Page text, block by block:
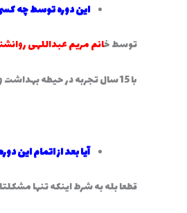
این دوره توسط چه
توسط خانم مریم عبداللهی
با 15 سال تجربه در حیطه بهداشت و رفتار جنسی – درمانگر اختلال واژینیسموس جمع اوری شده است .
آیا بعد از اتمام این
قطعا بله به شرط اینکه تنها